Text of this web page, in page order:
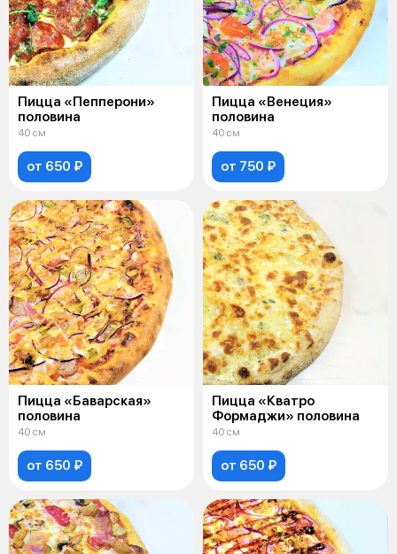
Пицца «Пепперони»
половина
40 см
от 650 ₽
Пицца «Венеция»
половина
40 см
от 750 ₽
Пицца «Баварская»
половина
40 см
от 650 ₽
Пицца «Кватро
Формаджи» половина
40 см
от 650 ₽